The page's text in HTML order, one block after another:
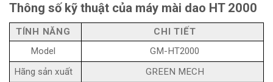
Thông số kỹ thuật của máy mài dao HT 2000
TÍNH NĂNG
CHI TIẾT
Model
GM-HT2000
Hãng sản xuất
GREEN MECH